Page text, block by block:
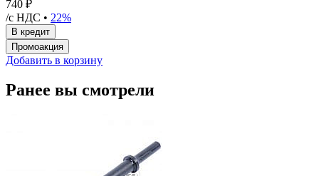
740 ₽
/с НДС • 22%
Добавить в корзину
Ранее вы смотрели